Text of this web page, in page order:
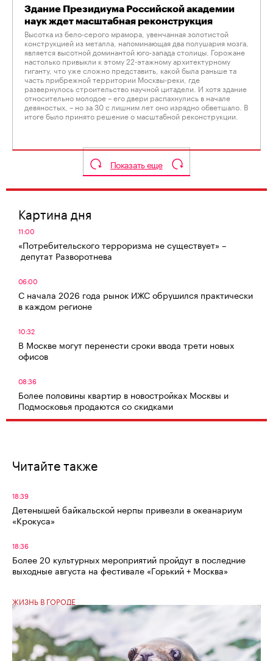
Здание Президиума Российской академии
наук ждет масштабная реконструкция
Высотка из бело-серого мрамора, увенчанная золотистой
конструкцией из металла, напоминающая два полушария мозга,
является высотной доминантой юго-запада столицы. Горожане
настолько привыкли к этому 22-этажному архитектурному
гиганту, что уже сложно представить, какой была раньше та
часть прибрежной территории Москвы-реки, где
развернулось строительство научной цитадели. И хотя здание
относительно молодое – его двери распахнулись в начале
девяностых, – но за 30 с лишним лет оно изрядно обветшало. В
итоге было принято решение о масштабной реконструкции.
Показать еще
Картина дня
11:00
«Потребительского терроризма не существует» –
депутат Разворотнева
06:00
С начала 2026 года рынок ИЖС обрушился практически
в каждом регионе
10:32
В Москве могут перенести сроки ввода трети новых
офисов
08:36
Более половины квартир в новостройках Москвы и
Подмосковья продаются со скидками
Читайте также
18:39
Детенышей байкальской нерпы привезли в океанариум
«Крокуса»
18:36
Более 20 культурных мероприятий пройдут в последние
выходные августа на фестивале «Горький + Москва»
ЖИЗНЬ В ГОРОДЕ